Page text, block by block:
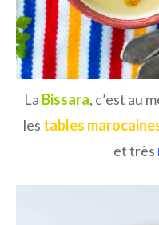
La Bissara, c’est au
les tables
et très